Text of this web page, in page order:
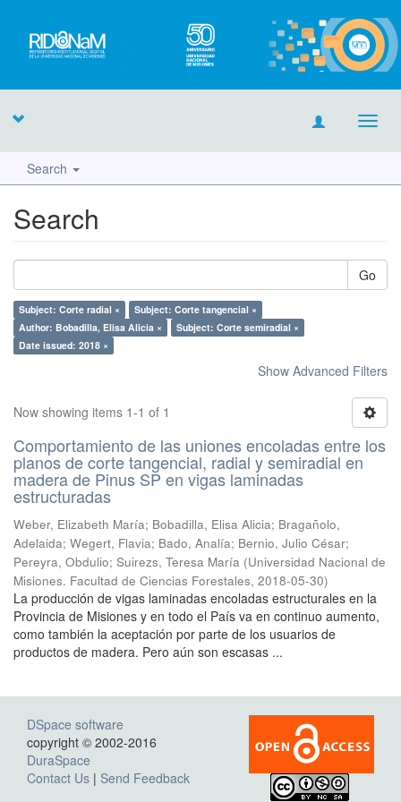
Search
Search
Go
Subject: Corte radial ×
Subject: Corte tangencial ×
Author: Bobadilla, Elisa Alicia ×
Subject: Corte semiradial ×
Date issued: 2018 ×
Show Advanced Filters
Now showing items 1-1 of 1
Comportamiento de las uniones encoladas entre los
planos de corte tangencial, radial y semiradial en
madera de Pinus SP en vigas laminadas
estructuradas
Weber, Elizabeth María; Bobadilla, Elisa Alicia; Bragañolo,
Adelaida; Wegert, Flavia; Bado, Analía; Bernio, Julio César;
Pereyra, Obdulio; Suirezs, Teresa María (Universidad Nacional de
Misiones. Facultad de Ciencias Forestales, 2018-05-30)
La producción de vigas laminadas encoladas estructurales en la
Provincia de Misiones y en todo el País va en continuo aumento,
como también la aceptación por parte de los usuarios de
productos de madera. Pero aún son escasas ...
DSpace software
copyright © 2002-2016
DuraSpace
Contact Us | Send Feedback